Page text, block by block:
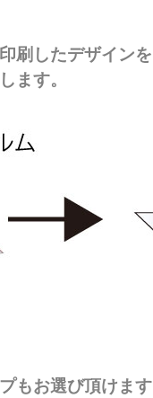
刷したデザインを
ます。
もお選び頂けます